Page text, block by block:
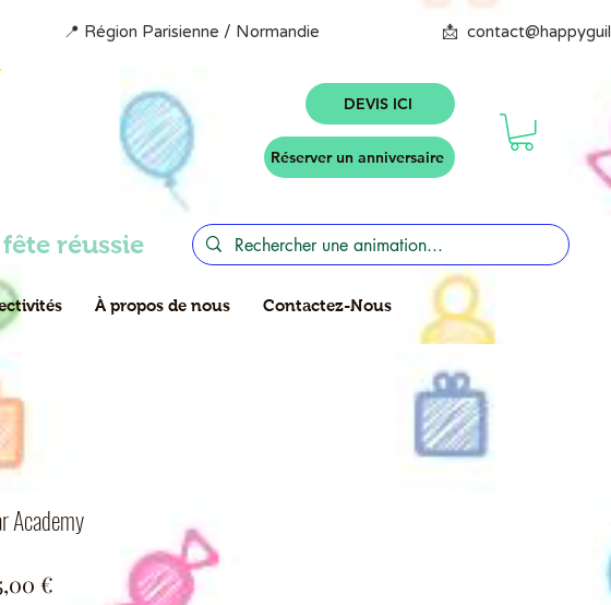
DEVIS ICI
Réserver un anniversaire
réussie
À propos de nous Contactez-Nous
Academy
€